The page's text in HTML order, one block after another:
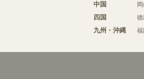
中国
四国
九州・沖縄